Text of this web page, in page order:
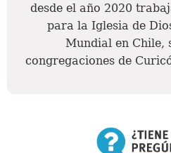
desde el año 2020
para la Iglesia de
Mundial en Chile,
congregaciones de